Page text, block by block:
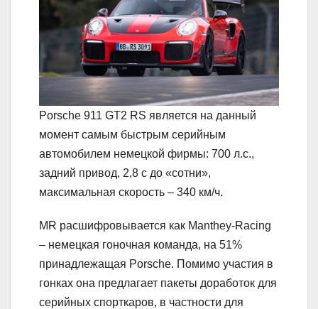
Porsche 911 GT2 RS является на данный
момент самым быстрым серийным
автомобилем немецкой фирмы: 700 л.с.,
задний привод, 2,8 с до «сотни»,
максимальная скорость – 340 км/ч.
MR расшифровывается как Manthey-Racing
– немецкая гоночная команда, на 51%
принадлежащая Porsche. Помимо участия в
гонках она предлагает пакеты доработок для
серийных спорткаров, в частности для